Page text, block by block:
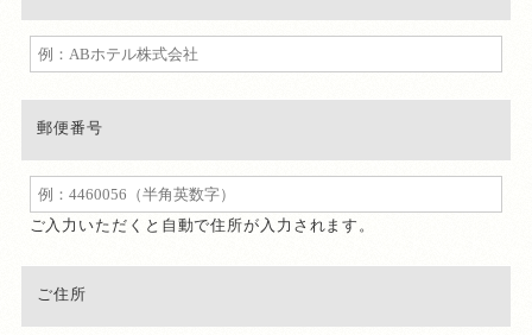
郵便番号
ご入力いただくと自動で住所が入力されます。
ご住所